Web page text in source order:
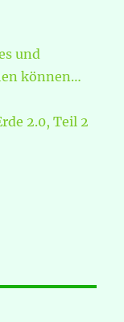
und
können…
2.0, Teil 2